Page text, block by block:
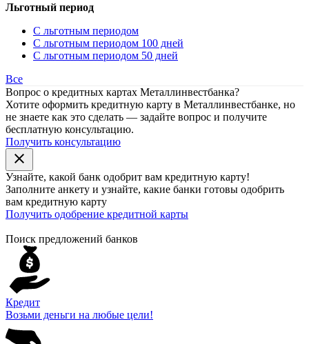
Льготный период
С льготным периодом
С льготным периодом 100 дней
С льготным периодом 50 дней
Все
Вопрос о кредитных картах Металлинвестбанка?
Хотите оформить кредитную карту в Металлинвестбанке, но
не знаете как это сделать — задайте вопрос и получите
бесплатную консультацию.
Получить консультацию
close
Узнайте, какой банк одобрит вам кредитную карту!
Заполните анкету и узнайте, какие банки готовы одобрить
вам кредитную карту
Получить одобрение кредитной карты
Поиск предложений банков
Кредит
Возьми деньги на любые цели!